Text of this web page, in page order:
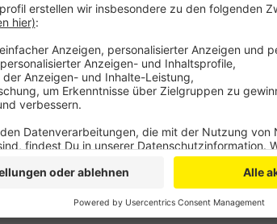
zuletzt eher milden Winter haben
Anzeige